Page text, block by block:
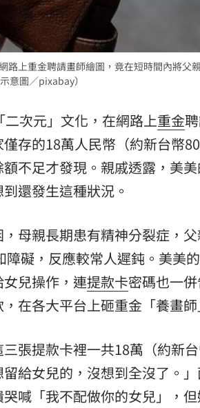
路上重金聘請畫師繪圖，竟在短時間內將父
意圖／pixabay）
次元」文化，在網路上重金
存的18萬人民幣（約新台幣
不足才發現。親戚透露，美
還發生這種狀況。
母親長期患有精神分裂症，
障礙，反應較常人遲鈍。美美
兒操作，連提款卡密碼也一併
在各大平台上砸重金「養畫師
張提款卡裡一共18萬（約新
給女兒的，沒想到全沒了。
喊「我不配做你的女兒」，